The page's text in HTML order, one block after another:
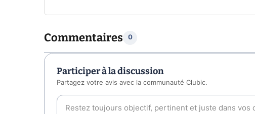
Commentaires 0
Participer à la discussion
Partagez votre avis avec la communauté Clubic.